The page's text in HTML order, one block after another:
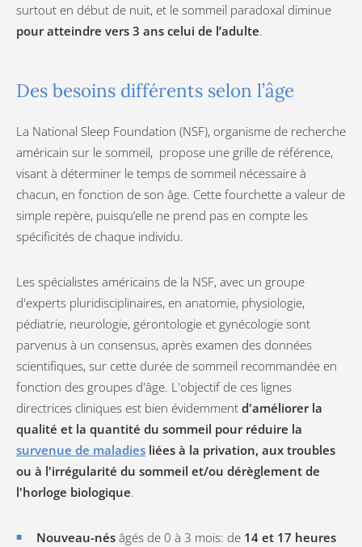
surtout en début de nuit, et le sommeil paradoxal diminue
pour atteindre vers 3 ans celui de l’adulte.
Des besoins différents selon l’âge
La National Sleep Foundation (NSF), organisme de recherche
américain sur le sommeil, propose une grille de référence,
visant à déterminer le temps de sommeil nécessaire à
chacun, en fonction de son âge. Cette fourchette a valeur de
simple repère, puisqu’elle ne prend pas en compte les
spécificités de chaque individu.
Les spécialistes américains de la NSF, avec un groupe
d'experts pluridisciplinaires, en anatomie, physiologie,
pédiatrie, neurologie, gérontologie et gynécologie sont
parvenus à un consensus, après examen des données
scientifiques, sur cette durée de sommeil recommandée en
fonction des groupes d'âge. L'objectif de ces lignes
directrices cliniques est bien évidemment d'améliorer la
qualité et la quantité du sommeil pour réduire la
survenue de maladies liées à la privation, aux troubles
ou à l'irrégularité du sommeil et/ou dérèglement de
l'horloge biologique.
Nouveau-nés âgés de 0 à 3 mois: de 14 et 17 heures